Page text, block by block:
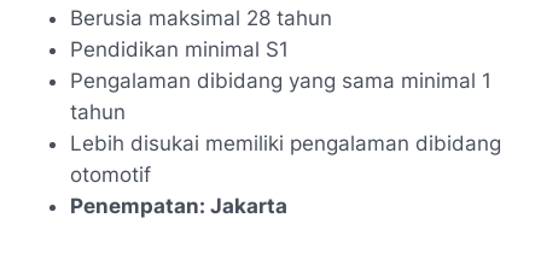
Berusia maksimal 28 tahun
Pendidikan minimal S1
Pengalaman dibidang yang sama minimal 1
tahun
Lebih disukai memiliki pengalaman dibidang
otomotif
Penempatan: Jakarta